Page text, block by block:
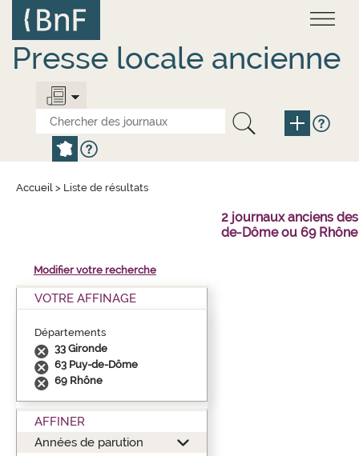
contenu
principal
Presse locale ancienne
Accueil > Liste de résultats
2 journaux anciens
de-Dôme ou 69
Modifier votre recherche
VOTRE AFFINAGE
Départements
33 Gironde
63 Puy-de-Dôme
69 Rhône
AFFINER
Années de parution
Panneau de gestion des cookies